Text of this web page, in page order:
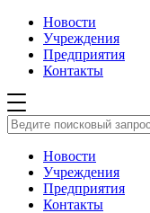
Новости
Учреждения
Предприятия
Контакты
Новости
Учреждения
Предприятия
Контакты